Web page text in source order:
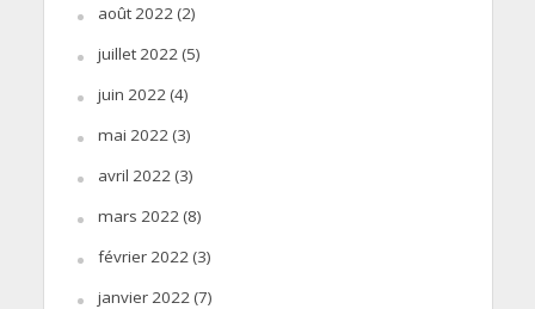
août 2022(2)
juillet 2022(5)
juin 2022(4)
mai 2022(3)
avril 2022(3)
mars 2022(8)
février 2022(3)
janvier 2022(7)